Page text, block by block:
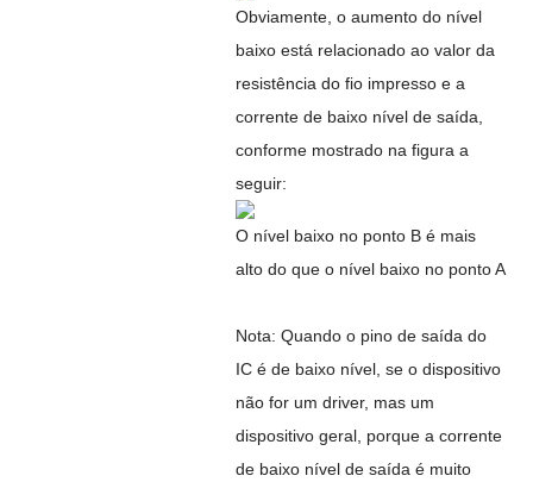
Obviamente, o aumento do nível
baixo está relacionado ao valor da
resistência do fio impresso e a
corrente de baixo nível de saída,
conforme mostrado na figura a
seguir:
O nível baixo no ponto B é mais
alto do que o nível baixo no ponto A
Nota: Quando o pino de saída do
IC é de baixo nível, se o dispositivo
não for um driver, mas um
dispositivo geral, porque a corrente
de baixo nível de saída é muito